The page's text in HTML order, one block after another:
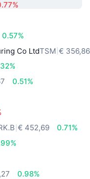
0.57%
Co LtdTSM € 356,86
0.51%
€ 452,69
0.71%
0.98%